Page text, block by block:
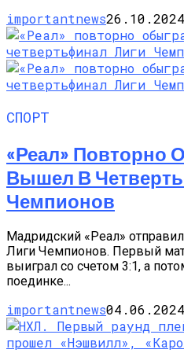
importantnews26.10.2024
СПОРТ
«Реал» Повторно
Вышел В
Чемпионов
Мадридский «Реал»
Лиги Чемпионов. Первый
выиграл со счетом 3:1, а
поединке...
importantnews04.06.2024